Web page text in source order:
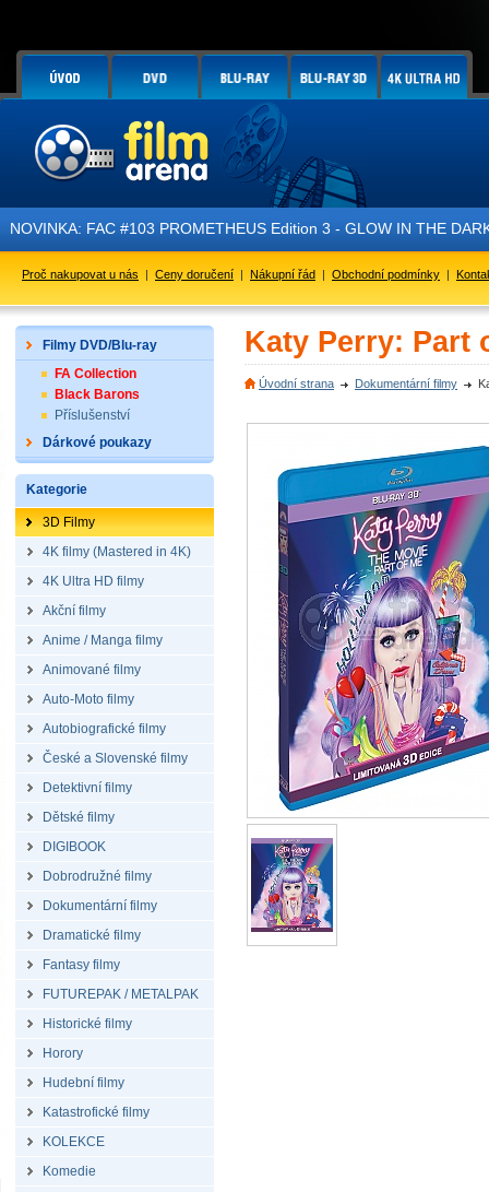
FAC #103 PROMETHEUS Edition 3 - GLOW IN THE DARK - je
Proč nakupovat u nás | Ceny doručení | Nákupní řád | Obchodní podmínky |
Filmy DVD/Blu-ray
FA Collection
Black Barons
Příslušenství
Dárkové poukazy
Kategorie
3D Filmy
4K filmy (Mastered in 4K)
4K Ultra HD filmy
Akční filmy
Anime / Manga filmy
Animované filmy
Auto-Moto filmy
Autobiografické filmy
České a Slovenské filmy
Detektivní filmy
Dětské filmy
DIGIBOOK
Dobrodružné filmy
Dokumentární filmy
Dramatické filmy
Fantasy filmy
FUTUREPAK / METALPAK
Historické filmy
Horory
Hudební filmy
Katastrofické filmy
KOLEKCE
Komedie
Katy Perry: Part
Úvodní strana Dokumentární filmy